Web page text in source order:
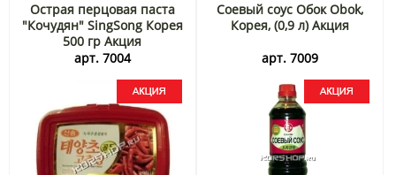
Острая перцовая паста
"Кочудян" SingSong Корея
500 гр Акция
арт. 7004
Соевый соус Обок Obok,
Корея, (0,9 л) Акция
арт. 7009